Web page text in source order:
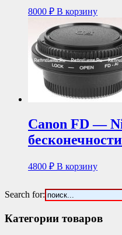
8000 ₽ В корзину
Canon FD —
4800 ₽ В корзину
Search for:
Категории товаров